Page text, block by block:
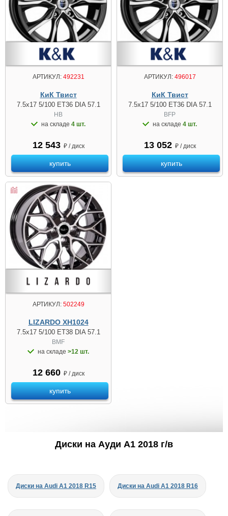
АРТИКУЛ:492231
КиК Твист
7.5x17 5/100 ET36 DIA 57.1
HB
на складе 4 шт.
12 543 ₽ / диск
купить
АРТИКУЛ:496017
КиК Твист
7.5x17 5/100 ET36 DIA 57.1
BFP
на складе 4 шт.
13 052 ₽ / диск
купить
АРТИКУЛ:502249
LIZARDO XH1024
7.5x17 5/100 ET38 DIA 57.1
BMF
на складе >12 шт.
12 660 ₽ / диск
купить
Диски на Ауди A1 2018 г/в
Диски на Audi A1 2018 R15 Диски на Audi A1 2018 R16